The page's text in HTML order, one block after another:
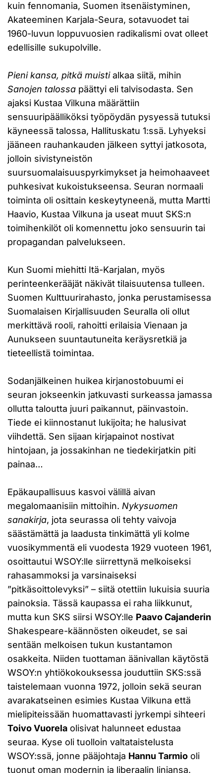
kuin fennomania, Suomen itsenäistyminen,
Akateeminen Karjala-Seura, sotavuodet tai
1960-luvun loppuvuosien radikalismi ovat olleet
edellisille sukupolville.
Pieni kansa, pitkä muistialkaa siitä, mihin
Sanojen talossa päättyi eli talvisodasta. Sen
ajaksi Kustaa Vilkuna määrättiin
sensuuripäälliköksi työpöydän pysyessä tutuksi
käyneessä talossa, Hallituskatu 1:ssä. Lyhyeksi
jääneen rauhankauden jälkeen syttyi jatkosota,
jolloin sivistyneistön
suursuomalaisuuspyrkimykset ja heimohaaveet
puhkesivat kukoistukseensa. Seuran normaali
toiminta oli osittain keskeytyneenä, mutta Martti
Haavio, Kustaa Vilkuna ja useat muut SKS:n
toimihenkilöt oli komennettu joko sensuurin tai
propagandan palvelukseen.
Kun Suomi miehitti Itä-Karjalan, myös
perinteenkerääjät näkivät tilaisuutensa tulleen.
Suomen Kulttuurirahasto, jonka perustamisessa
Suomalaisen Kirjallisuuden Seuralla oli ollut
merkittävä rooli, rahoitti erilaisia Vienaan ja
Aunukseen suuntautuneita keräysretkiä ja
tieteellistä toimintaa.
Sodanjälkeinen huikea kirjanostobuumi ei
seuran jokseenkin jatkuvasti surkeassa jamassa
ollutta taloutta juuri paikannut, päinvastoin.
Tiede ei kiinnostanut lukijoita; he halusivat
viihdettä. Sen sijaan kirjapainot nostivat
hintojaan, ja jossakinhan ne tiedekirjatkin piti
painaa…
Epäkaupallisuus kasvoi välillä aivan
megalomaanisiin mittoihin. Nykysuomen
sanakirja, jota seurassa oli tehty vaivoja
säästämättä ja laadusta tinkimättä yli kolme
vuosikymmentä eli vuodesta 1929 vuoteen 1961,
osoittautui WSOY:lle siirrettynä melkoiseksi
rahasammoksi ja varsinaiseksi
”pitkäsoittolevyksi” – siitä otettiin lukuisia suuria
painoksia. Tässä kaupassa ei raha liikkunut,
mutta kun SKS siirsi WSOY:lle Paavo Cajanderin
Shakespeare-käännösten oikeudet, se sai
sentään melkoisen tukun kustantamon
osakkeita. Niiden tuottaman äänivallan käytöstä
WSOY:n yhtiökokouksessa jouduttiin SKS:ssä
taistelemaan vuonna 1972, jolloin sekä seuran
avarakatseinen esimies Kustaa Vilkuna että
mielipiteissään huomattavasti jyrkempi sihteeri
Toivo Vuorela olisivat halunneet edustaa
seuraa. Kyse oli tuolloin valtataistelusta
WSOY:ssä, jonne pääjohtaja Hannu Tarmio oli
tuonut oman modernin ja liberaalin linjansa.